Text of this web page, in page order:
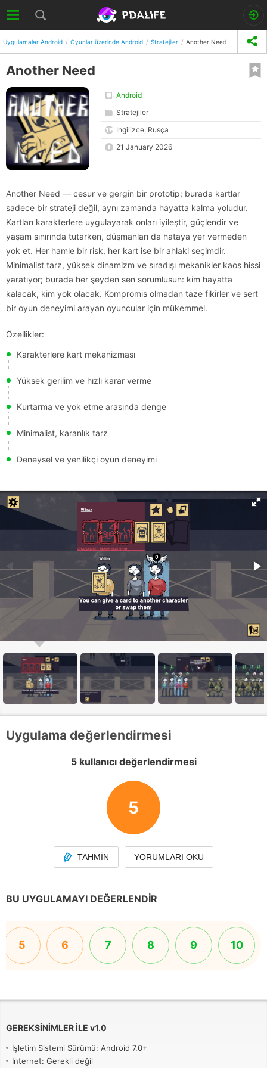
Uygulamalar Android Oyunlar üzerinde Android Stratejiler Another Need
Another Need
Android
Stratejiler
İngilizce, Rusça
21 January 2026
Another Need — cesur ve gergin bir prototip; burada kartlar
sadece bir strateji değil, aynı zamanda hayatta kalma yoludur.
Kartları karakterlere uygulayarak onları iyileştir, güçlendir ve
yaşam sınırında tutarken, düşmanları da hataya yer vermeden
yok et. Her hamle bir risk, her kart ise bir ahlaki seçimdir.
Minimalist tarz, yüksek dinamizm ve sıradışı mekanikler kaos hissi
yaratıyor; burada her şeyden sen sorumlusun: kim hayatta
kalacak, kim yok olacak. Kompromis olmadan taze fikirler ve sert
bir oyun deneyimi arayan oyuncular için mükemmel.
Özellikler:
Karakterlere kart mekanizması
Yüksek gerilim ve hızlı karar verme
Kurtarma ve yok etme arasında denge
Minimalist, karanlık tarz
Deneysel ve yenilikçi oyun deneyimi
Uygulama değerlendirmesi
5 kullanıcı değerlendirmesi
5
TAHMIN YORUMLARI OKU
BU UYGULAMAYI DEĞERLENDIR
5 6 7 8 9 10
GEREKSINIMLER ILE v1.0
İşletim Sistemi Sürümü: Android 7.0+
İnternet: Gerekli değil